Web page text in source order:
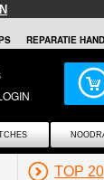
REPARATIE
TOP 20